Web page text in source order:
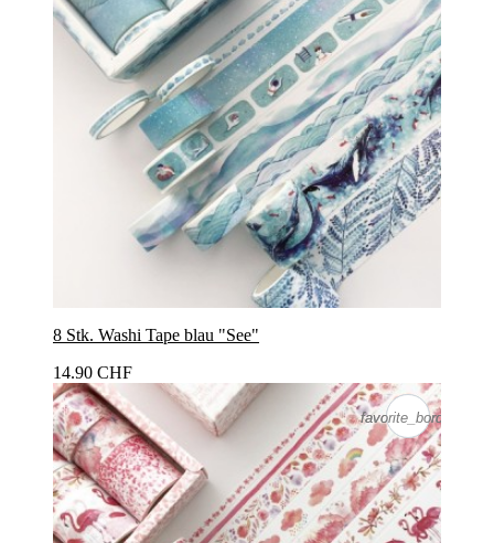
8 Stk. Washi Tape blau "See"
14.90 CHF
favorite_border
favorite_border